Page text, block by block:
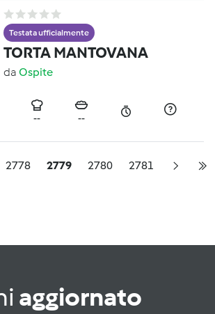
Testata ufficialmente
TORTA MANTOVANA
da Ospite
-- --
2778 2779 2780 2781
aggiornato